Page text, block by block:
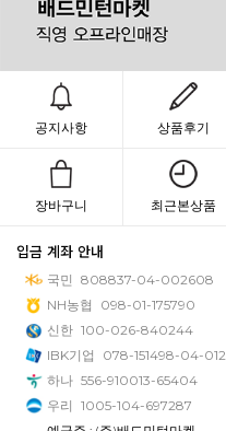
공지사항 상품후기
장바구니 최근본상품
입금 계좌 안내
국민 808837-04-002608
NH농협
098-01-175790
신한 100-026-840244
IBK기업
078-151498-04-012
하나 556-910013-65404
우리 1005-104-697287